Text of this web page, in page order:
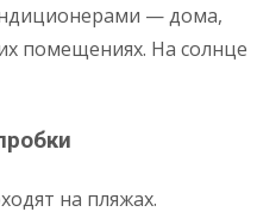
— дома,
помещениях. На солнце
на пляжах.